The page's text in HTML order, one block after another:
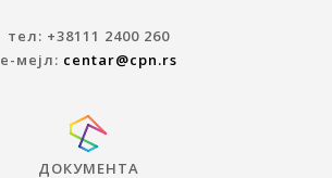
тел: +38111 2400 260
е-мејл: centar@cpn.rs
ДОКУМЕНТА